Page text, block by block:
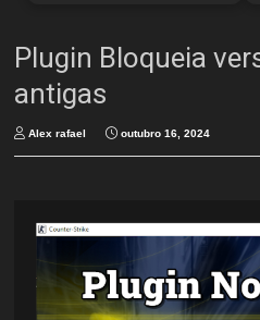
Plugin Bloqueia
antigas
Alex rafael outubro 16, 2024